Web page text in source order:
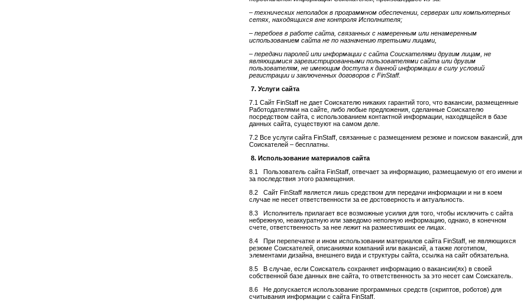
– технических неполадок в программном обеспечении, серверах или компьютерных
сетях, находящихся вне контроля Исполнителя;
– перебоев в работе сайта, связанных с намеренным или ненамеренным
использованием сайта не по назначению третьими лицами,
– передачи паролей или информации с сайта Соискателями другим лицам, не
являющимися зарегистрированными пользователями сайта или другим
пользователям, не имеющим доступа к данной информации в силу условий
регистрации и заключенных договоров с FinStaff.
7. Услуги сайта
7.1 Сайт FinStaff не дает Соискателю никаких гарантий того, что вакансии, размещенные
Работодателями на сайте, либо любые предложения, сделанные Соискателю
посредством сайта, с использованием контактной информации, находящейся в базе
данных сайта, существуют на самом деле.
7.2 Все услуги сайта FinStaff, связанные с размещением резюме и поиском вакансий, для
Соискателей – бесплатны.
8. Использование материалов сайта
8.1 Пользователь сайта FinStaff, отвечает за информацию, размещаемую от его имени и
за последствия этого размещения.
8.2 Сайт FinStaff является лишь средством для передачи информации и ни в коем
случае не несет ответственности за ее достоверность и актуальность.
8.3 Исполнитель прилагает все возможные усилия для того, чтобы исключить с сайта
небрежную, неаккуратную или заведомо неполную информацию, однако, в конечном
счете, ответственность за нее лежит на разместивших ее лицах.
8.4 При перепечатке и ином использовании материалов сайта FinStaff, не являющихся
резюме Соискателей, описаниями компаний или вакансий, а также логотипом,
элементами дизайна, внешнего вида и структуры сайта, ссылка на сайт обязательна.
8.5 В случае, если Соискатель сохраняет информацию о вакансии(ях) в своей
собственной базе данных вне сайта, то ответственность за это несет сам Соискатель.
8.6 Не допускается использование программных средств (скриптов, роботов) для
считывания информации с сайта FinStaff.